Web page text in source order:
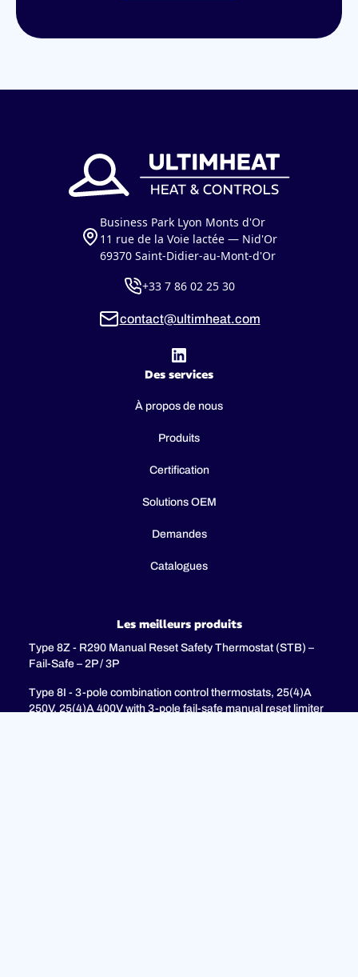
Business Park Lyon Monts d'Or
11 rue de la Voie lactée — Nid'Or
69370 Saint-Didier-au-Mont-d'Or
+33 7 86 02 25 30
contact@ultimheat.com
Des services
À propos de nous
Produits
Certification
Solutions OEM
Demandes
Catalogues
Les meilleurs produits
Type 8Z - R290 Manual Reset Safety Thermostat (STB) –
Fail-Safe – 2P / 3P
Type 8I - 3-pole combination control thermostats, 25(4)A
250V, 25(4)A 400V with 3-pole fail-safe manual reset limiter